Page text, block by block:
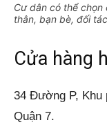
Cư dân có thể
thân, bạn bè, đối tác
Cửa hàng
34 Đường P, Khu
Quận 7.